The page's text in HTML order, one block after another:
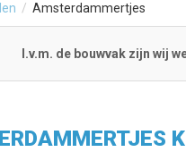
/ Amsterdammertjes
I.v.m. de bouwvak zijn wij